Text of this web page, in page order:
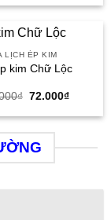
là:
tại
LỊCH ÉP KIM
kim Chữ Lộc
₫ Giá
là:
72.000₫Giá
tại